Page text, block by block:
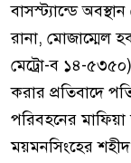
বাসস্ট্যান্ডে
রানা, মোজাম্মেল
মেট্রো-ব ১৪-
করার প্রতিবাদে
পরিবহনের
ময়মনসিংহের